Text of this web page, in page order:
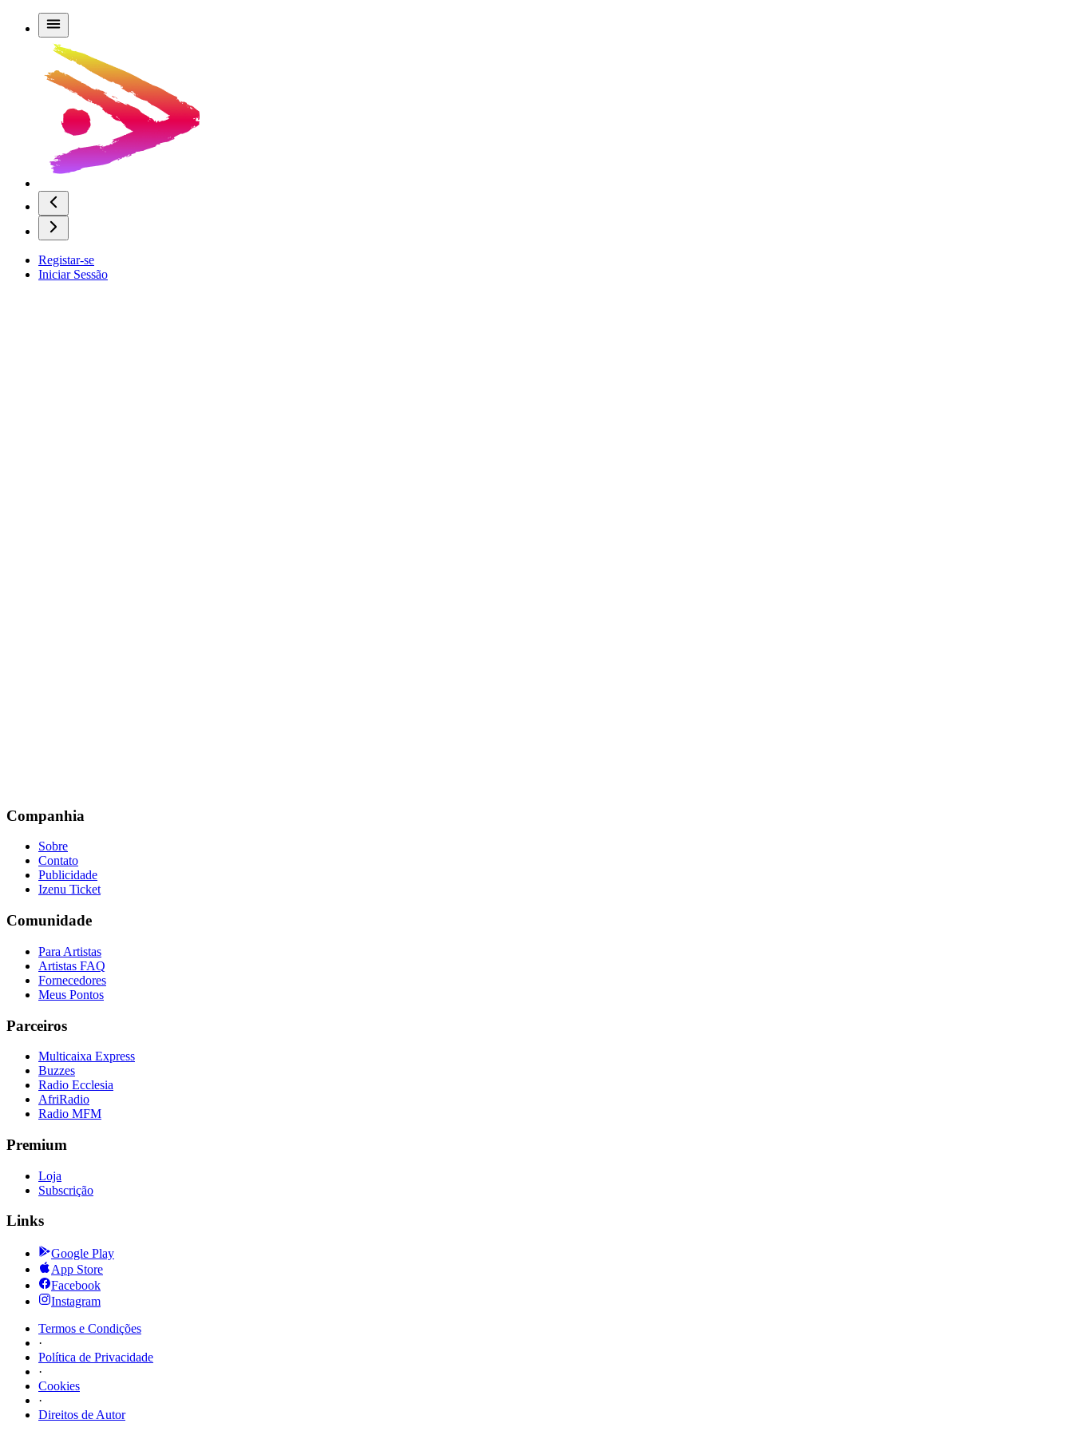
Registar-se
Iniciar Sessão
Companhia
Sobre
Contato
Publicidade
Izenu Ticket
Comunidade
Para Artistas
Artistas FAQ
Fornecedores
Meus Pontos
Parceiros
Multicaixa Express
Buzzes
Radio Ecclesia
AfriRadio
Radio MFM
Premium
Loja
Subscrição
Links
Google Play
App Store
Facebook
Instagram
Termos e Condições
·
Política de Privacidade
·
Cookies
·
Direitos de Autor